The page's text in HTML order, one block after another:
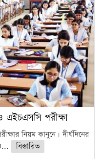
পরীক্ষা
নিয়ম কানুনে। দীর্ঘদিনের
বিস্তারিত